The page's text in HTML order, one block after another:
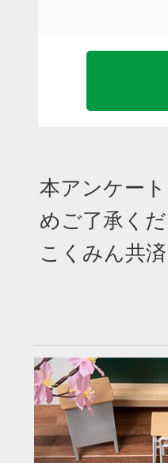
本アンケー
めご了承くだ
こくみん共